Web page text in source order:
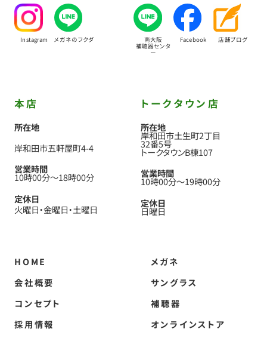
Instagram メガネのフクダ 南大阪
補聴器センタ
ー
Facebook 店舗ブログ
本店
所在地
岸和田市五軒屋町4-4
営業時間
10時00分〜18時00分
定休日
火曜日 金曜日 土曜日
トークタウン店
所在地
岸和田市土生町2丁目
32番5号
トークタウンB棟107
営業時間
10時00分〜19時00分
定休日
日曜日
HOME
会社概要
コンセプト
採用情報
メガネ
サングラス
補聴器
オンラインストア